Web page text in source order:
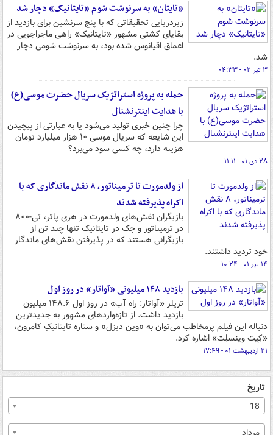
«تایتان» به سرنوشت شوم «تایتانیک» دچار شد
زیردریایی تحقیقاتی که با پنج سرنشین برای بازدید از
بقایای کشتی مشهور «تایتانیک» راهی ماجراجویی در
اعماق اقیانوس شده بود، به سرنوشت شومی دچار
شد.
۳ تیر ۰۲ - ۰۴:۳۳
حمله به پروژه استراتژیک سریال حضرت موسی(ع)
با هدایت اینترنشنال
چرا چنین خبری تولید می‌شود یا به عبارتی از پیچیدن
این شایعه که سریال موسی ۱۰ هزار میلیارد تومان
هزینه دارد، چه کسی سود می‌برد؟
۲۸ دی ۰۱ - ۱۱:۱۱
از ولدمورت تا ترمیناتور، ۸ نقش ماندگاری که با
اکراه پذیرفته شدند
بازیگران نقش‌های ولدمورت در هری پاتر، تی-۸۰۰
در ترمیناتور و جک در تایتانیک تنها چند تن از
بازیگرانی هستند که در پذیرفتن نقش‌های ماندگار
خود تردید داشتند.
۱۴ تیر ۰۱ - ۱۰:۲۴
بازدید ۱۴۸ میلیونی «آواتار» در روز اول
تریلر «آواتار: راه آب» در روز اول ۱۴۸.۶ میلیون
بازدید داشت. از تازه‌واردهای مشهور به جدیدترین
دنباله این فیلم پرمخاطب می‌توان به «وین دیزل» و ستاره تایتانیکِ کامرون،
«کِیت وینسلِت» اشاره کرد.
۲۱ اردیبهشت ۰۱ - ۱۷:۴۹
تاریخ
18